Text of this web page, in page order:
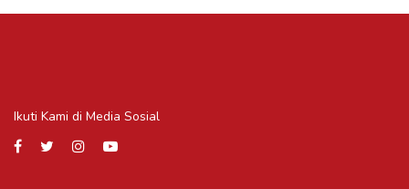
Ikuti Kami di Media Sosial